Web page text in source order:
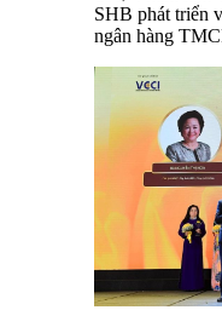
SHB phát triển
ngân hàng